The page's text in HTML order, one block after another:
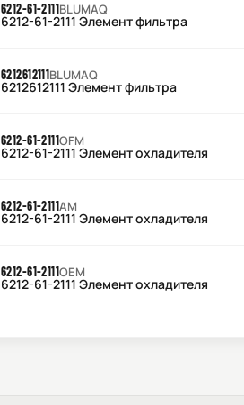
6212-61-2111BLUMAQ
6212-61-2111 Элемент фильтра
6212612111BLUMAQ
6212612111 Элемент фильтра
6212-61-2111OFM
6212-61-2111 Элемент охладителя
6212-61-2111AM
6212-61-2111 Элемент охладителя
6212-61-2111OEM
6212-61-2111 Элемент охладителя